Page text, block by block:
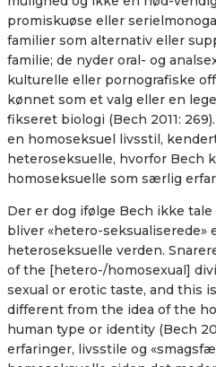
promiskuøse eller
familier som alternativ eller
familie; de nyder oral- og
kulturelle eller pornografiske
kønnet som et valg eller en
fikseret biologi (Bech 2011:
en homoseksuel livsstil,
heteroseksuelle, hvorfor Bech
homoseksuelle som særlig
Der er dog ifølge Bech ikke
bliver «hetero-seksualiserede»
heteroseksuelle verden.
of the [hetero-/homosexual]
sexual or erotic taste, and this
different from the idea of the
human type or identity (Bech
erfaringer, livsstile og